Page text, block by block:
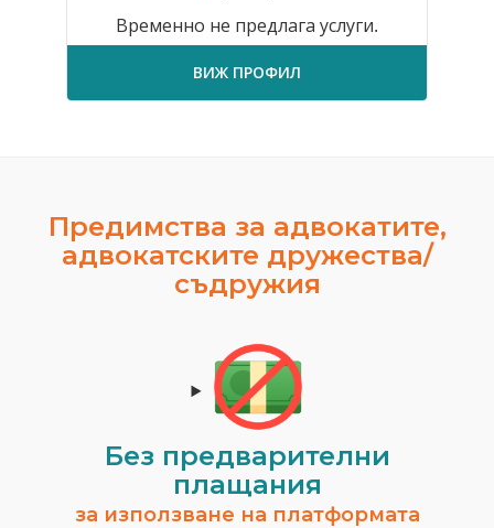
Временно не предлага услуги.
ВИЖ ПРОФИЛ
Предимства за адвокатите,
адвокатските дружества/
съдружия
Без предварителни
плащания
за използване на платформата